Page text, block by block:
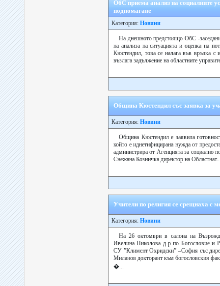
ОбС приема анализ на социалните
подпомагане
Категория: Новини
На днешното предстоящо ОбС -
на анализа на ситуацията и оценка на
Кюстендил, това се налага във връзка с
възлага задължение на областните
Община Кюстендил със заявка за
Категория: Новини
Община Кюстендил е заявила
който е иднетифицирана нужда от
администрира от Агенцията за социално
Снежана Козничка директор на
Учители по религия се срещнаха с
Категория: Новини
На 26 октомври в салона на
Ивелина Николова д-р по Богословие и
СУ ”Климент Охридски” –София със
Миланов докторант към богословския
�...